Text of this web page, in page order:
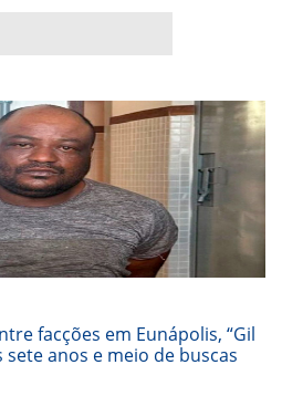
facções em Eunápolis, “Gil
anos e meio de buscas